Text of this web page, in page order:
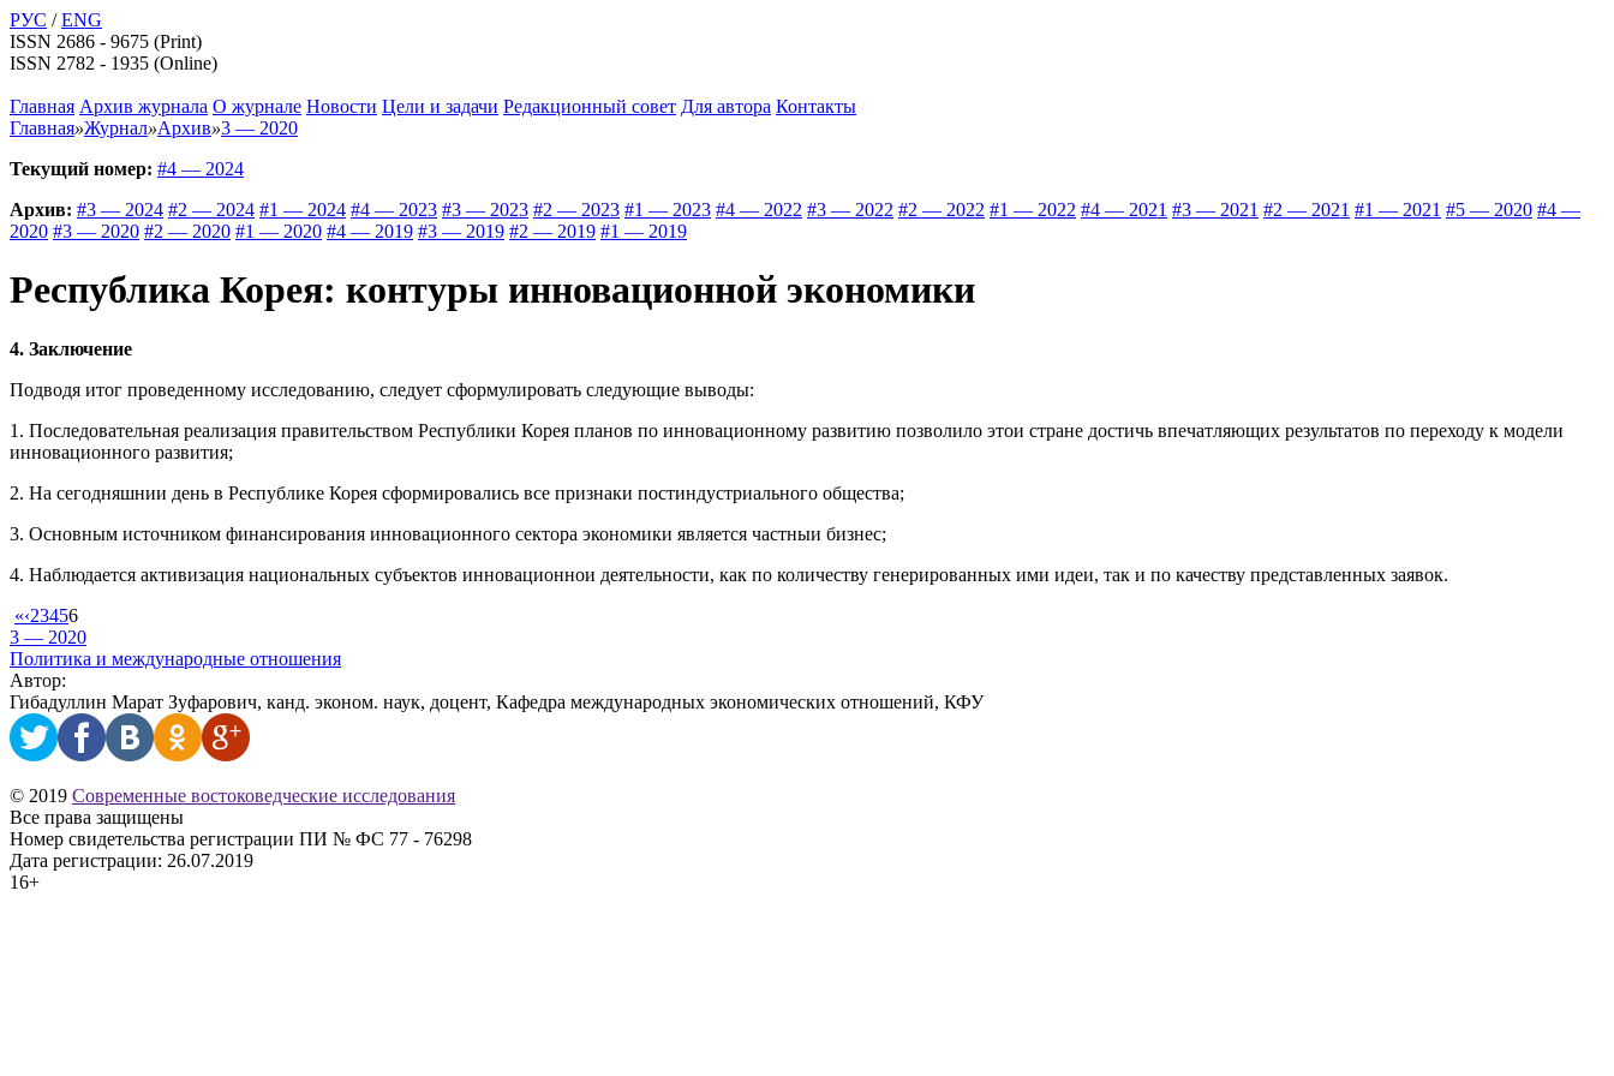
РУС /ENG
ISSN 2686 - 9675 (Print)
ISSN 2782 - 1935 (Online)
Главная Архив журнала О журнале Новости Цели и задачи Редакционный совет Для автора Контакты
Главная»Журнал»Архив»3 — 2020
Текущий номер: #4 — 2024
Архив: #3 — 2024 #2 — 2024 #1 — 2024 #4 — 2023 #3 — 2023 #2 — 2023 #1 — 2023 #4 — 2022 #3 — 2022 #2 — 2022 #1 — 2022 #4 — 2021 #3 — 2021 #2 — 2021 #1 — 2021 #5 — 2020 #4 —
2020 #3 — 2020 #2 — 2020 #1 — 2020 #4 — 2019 #3 — 2019 #2 — 2019 #1 — 2019
Республика Корея: контуры инновационной экономики
4. Заключение
Подводя итог проведенному исследованию, следует сформулировать следующие выводы:
1. Последовательная реализация правительством Республики Корея планов по инновационному развитию позволило этои стране достичь впечатляющих результатов по переходу к модели
инновационного развития;
2. На сегодняшнии день в Республике Корея сформировались все признаки постиндустриального общества;
3. Основным источником финансирования инновационного сектора экономики является частныи бизнес;
4. Наблюдается активизация национальных субъектов инновационнои деятельности, как по количеству генерированных ими идеи, так и по качеству представленных заявок.
«‹23456
3 — 2020
Политика и международные отношения
Автор:
Гибадуллин Марат Зуфарович, канд. эконом. наук, доцент, Кафедра международных экономических отношений, КФУ
© 2019 Современные востоковедческие исследования
Все права защищены
Номер свидетельства регистрации ПИ № ФС 77 - 76298
Дата регистрации: 26.07.2019
16+